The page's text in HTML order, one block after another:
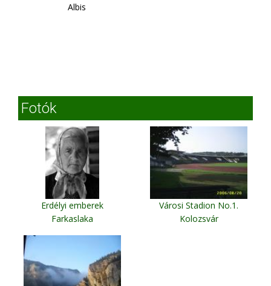
Albis
Fotók
Erdélyi emberek
Farkaslaka
Városi Stadion No.1.
Kolozsvár